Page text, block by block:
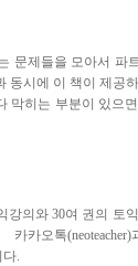
문제들을 모아서 파
동시에 이 책이 제공
막히는 부분이 있으면
의와 30여 권의 토
오톡(neoteacher)
다.